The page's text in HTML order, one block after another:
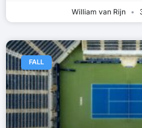
William van Rijn
FALL